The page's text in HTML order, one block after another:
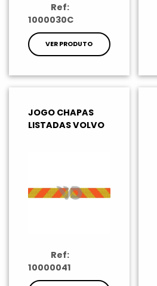
Ref:
1000030C
VER PRODUTO
JOGO CHAPAS
LISTADAS VOLVO
Ref:
10000041